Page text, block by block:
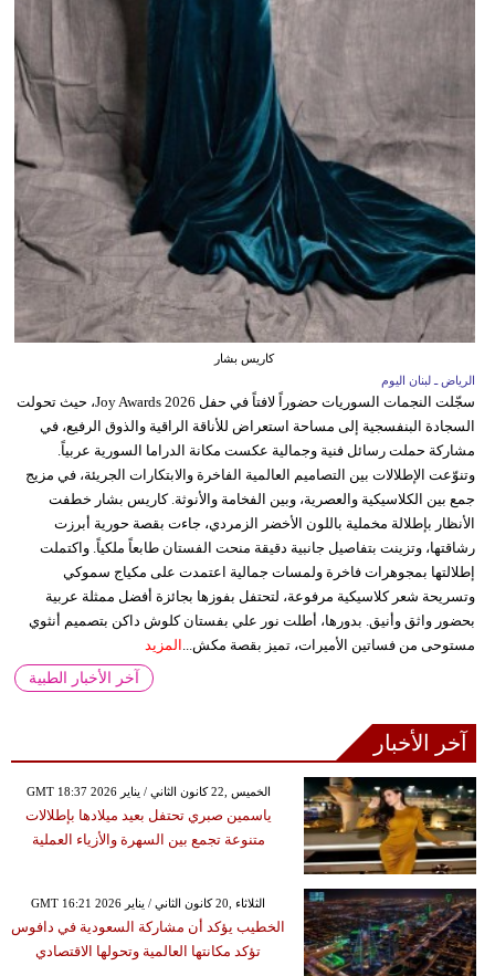
كاريس بشار
الرياض ـ لبنان اليوم
سجّلت النجمات السوريات حضوراً لافتاً في حفل Joy Awards 2026، حيث تحولت
السجادة البنفسجية إلى مساحة استعراض للأناقة الراقية والذوق الرفيع، في
مشاركة حملت رسائل فنية وجمالية عكست مكانة الدراما السورية عربياً.
وتنوّعت الإطلالات بين التصاميم العالمية الفاخرة والابتكارات الجريئة، في مزيج
جمع بين الكلاسيكية والعصرية، وبين الفخامة والأنوثة. كاريس بشار خطفت
الأنظار بإطلالة مخملية باللون الأخضر الزمردي، جاءت بقصة حورية أبرزت
رشاقتها، وتزينت بتفاصيل جانبية دقيقة منحت الفستان طابعاً ملكياً. واكتملت
إطلالتها بمجوهرات فاخرة ولمسات جمالية اعتمدت على مكياج سموكي
وتسريحة شعر كلاسيكية مرفوعة، لتحتفل بفوزها بجائزة أفضل ممثلة عربية
بحضور واثق وأنيق. بدورها، أطلت نور علي بفستان كلوش داكن بتصميم أنثوي
مستوحى من فساتين الأميرات، تميز بقصة مكش... المزيد
آخر الأخبار الطبية
آخر الأخبار
GMT 18:37 2026 الخميس ,22 كانون الثاني / يناير
ياسمين صبري تحتفل بعيد ميلادها بإطلالات
متنوعة تجمع بين السهرة والأزياء العملية
GMT 16:21 2026 الثلاثاء ,20 كانون الثاني / يناير
الخطيب يؤكد أن مشاركة السعودية في دافوس
تؤكد مكانتها العالمية وتحولها الاقتصادي